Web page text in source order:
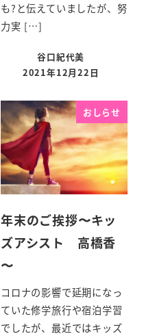
も?と伝えていましたが、努
力実 […]
谷口紀代美
2021年12月22日
おしらせ
年末のご挨拶〜キッ
ズアシスト 高橋香
〜
コロナの影響で延期になっ
ていた修学旅行や宿泊学習
でしたが、最近ではキッズ